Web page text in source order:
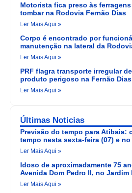
Motorista fica preso às
tombar na Rodovia Fernão Dias
Ler Mais Aqui »
Corpo é encontrado por
manutenção na lateral da
Ler Mais Aqui »
PRF flagra transporte irregular
produto perigoso na Fernão
Ler Mais Aqui »
Últimas Noticias
Previsão do tempo para Atibaia:
tempo nesta sexta-feira (07) e
Ler Mais Aqui »
Idoso de aproximadamente 75
Avenida Dom Pedro II, no Jardim
Ler Mais Aqui »